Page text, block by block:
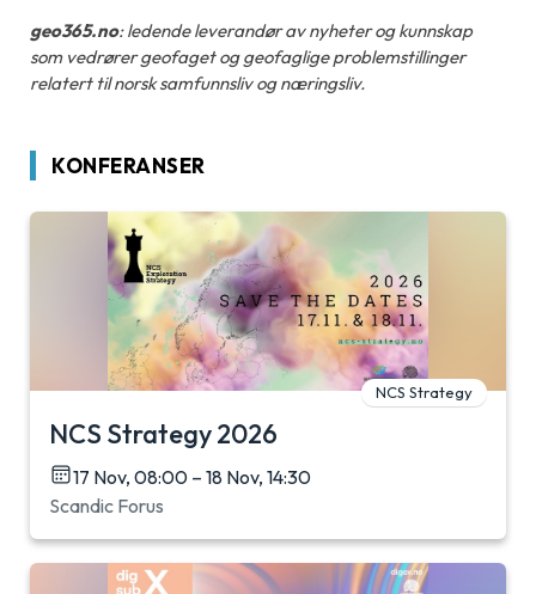
geo365.no: ledende leverandør av nyheter og kunnskap
som vedrører geofaget og geofaglige problemstillinger
relatert til norsk samfunnsliv og næringsliv.
KONFERANSER
NCS Strategy
NCS Strategy 2026
17 Nov, 08:00 – 18 Nov, 14:30
Scandic Forus